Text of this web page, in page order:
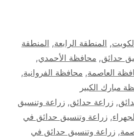
الكويت, المنطقة الرابعة, المنطقة
حدائق, محافظة الأحمدي,
العاصمة, محافظة الفروانية,
مبارك الكبير
,زراعة حدائق,زراعة وتنسيق
, زراعة وتنسيق حدائق في
, زراعة وتنسيق حدائق في